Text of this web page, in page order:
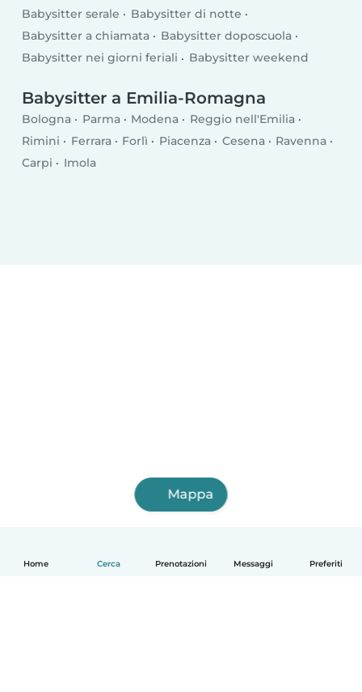
Home Cerca Prenotazioni Messaggi Preferiti
Babysitter serale
Babysitter di notte
Babysitter a chiamata
Babysitter doposcuola
Babysitter nei giorni feriali
Babysitter weekend
Babysitter a Emilia-Romagna
Bologna Parma Modena
Reggio nell'Emilia
Rimini
Ferrara Forlì Piacenza Cesena
Ravenna
Carpi
Imola
Mappa